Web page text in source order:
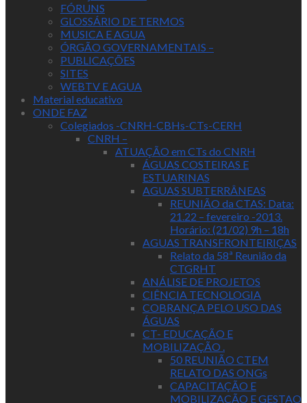
FÓRUNS
GLOSSÁRIO DE TERMOS
MUSICA E AGUA
ÓRGÃO GOVERNAMENTAIS –
PUBLICAÇÕES
SITES
WEBTV E AGUA
Material educativo
ONDE FAZ
Colegiados -CNRH-CBHs-CTs-CERH
CNRH –
ATUAÇÃO em CTs do CNRH
ÁGUAS COSTEIRAS E
ESTUARINAS
AGUAS SUBTERRÂNEAS
REUNIÃO da CTAS: Data:
21.22 – fevereiro -2013.
Horário: (21/02) 9h – 18h
AGUAS TRANSFRONTEIRIÇAS
Relato da 58ª Reunião da
CTGRHT
ANÁLISE DE PROJETOS
CIÊNCIA TECNOLOGIA
COBRANÇA PELO USO DAS
ÁGUAS
CT- EDUCAÇÃO E
MOBILIZAÇÃO .
50 REUNIÃO CTEM
RELATO DAS ONGs
CAPACITAÇÃO E
MOBILIZAÇÃO E GESTAO